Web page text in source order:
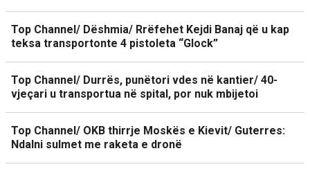
Top Channel/ Dëshmia/ Rrëfehet Kejdi Banaj që u kap
teksa transportonte 4 pistoleta “Glock”
Top Channel/ Durrës, punëtori vdes në kantier/ 40-
vjeçari u transportua në spital, por nuk mbijetoi
Top Channel/ OKB thirrje Moskës e Kievit/ Guterres:
Ndalni sulmet me raketa e dronë